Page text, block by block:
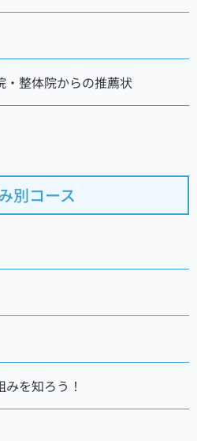
・整体院からの推薦状
別コース
を知ろう！